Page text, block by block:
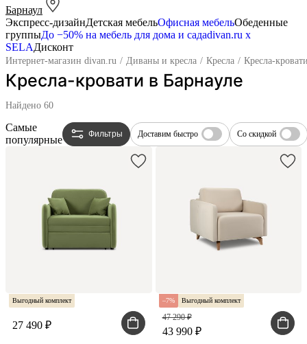
Барнаул
Экспресс-дизайнДетская мебельОфисная мебельОбеденные
группыДо −50% на мебель для дома и садаdivan.ru х
SELAДисконт
Интернет-магазин divan.ru / Диваны и кресла / Кресла / Кресла-
Кресла-кровати в Барнауле
Найдено 60
Самые
популярные
Фильтры Доставим быстро Со скидкой
Выгодный комплект
27 490
7 Выгодный комплект
43 990
47 290